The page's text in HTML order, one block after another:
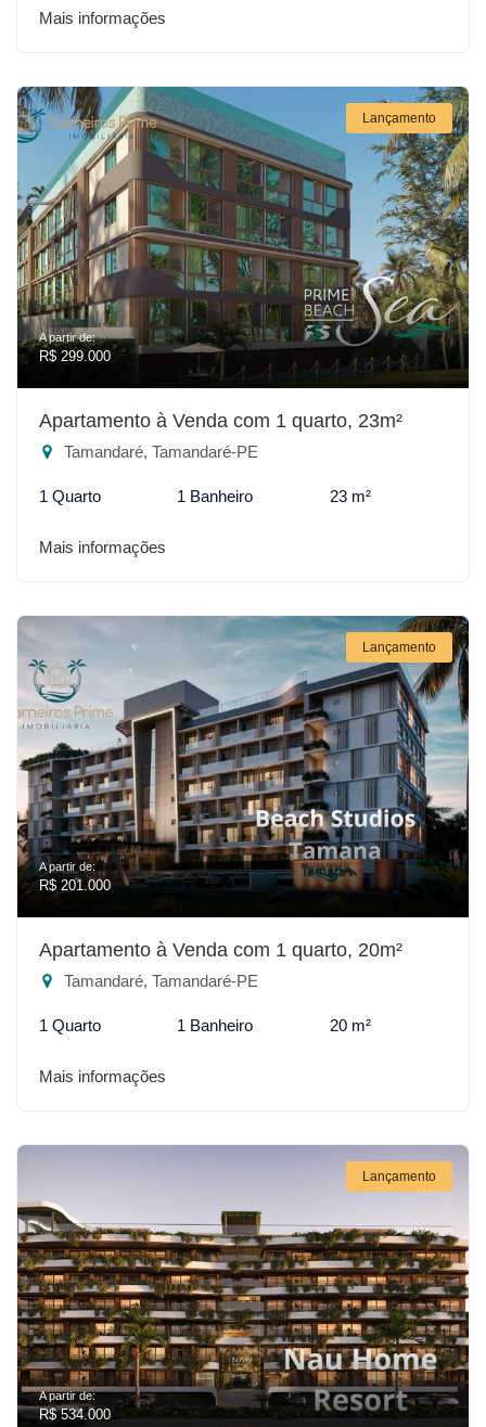
Mais informações
Lançamento
A partir de:
R$ 299.000
Apartamento à Venda com 1 quarto, 23m²
Tamandaré, Tamandaré-PE
1 Quarto 1 Banheiro 23 m²
Mais informações
Lançamento
A partir de:
R$ 201.000
Apartamento à Venda com 1 quarto, 20m²
Tamandaré, Tamandaré-PE
1 Quarto 1 Banheiro 20 m²
Mais informações
Lançamento
A partir de:
R$ 534.000